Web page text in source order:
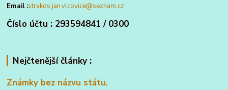
Email :strakos.jan.vlcovice@seznam.cz
Číslo účtu : 293594841 / 0300
Nejčtenější články :
Známky bez názvu státu.